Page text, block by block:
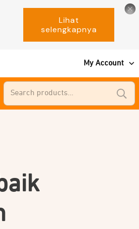
My Account
Search
Lihat
selengkapnya